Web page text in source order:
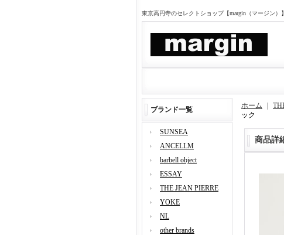
東京高円寺のセレクトショップ【margin（マージン）
ブランド一覧
SUNSEA
ANCELLM
barbell object
ESSAY
THE JEAN PIERRE
YOKE
NL
other brands
ホーム
ック
商品詳